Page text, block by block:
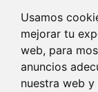
Usamos
mejorar tu
web, para
anuncios
nuestra web